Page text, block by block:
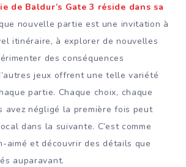
de Baldur’s Gate 3 réside dans sa
nouvelle partie est une invitation à
itinéraire, à explorer de nouvelles
des conséquences
jeux offrent une telle variété
partie. Chaque choix, chaque
avez négligé la première fois peut
dans la suivante. C’est comme
aimé et découvrir des détails que
auparavant.